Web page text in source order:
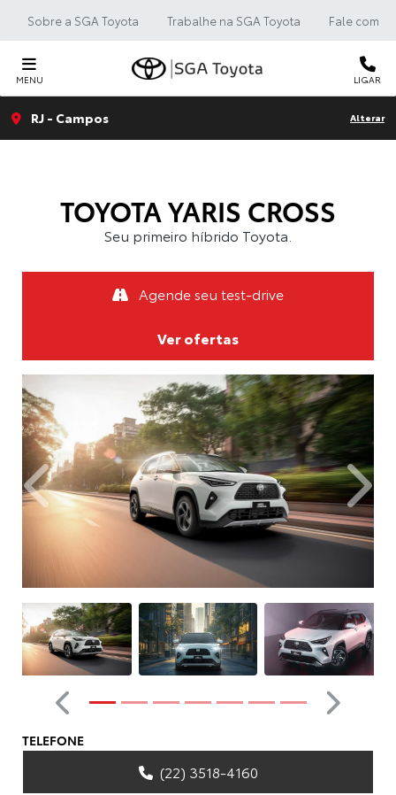
Sobre a SGA Toyota Trabalhe na SGA Toyota Fale com a
MENU LIGAR
RJ - Campos Alterar
TOYOTAYARIS CROSS
Seu primeiro híbrido Toyota.
Agende seu test-drive
Ver ofertas
Anterior
Anterior
Próximo
TELEFONE
(22) 3518-4160